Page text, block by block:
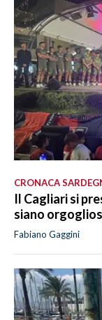
CRONACA
Il Cagliari si
siano
Fabiano Gaggini